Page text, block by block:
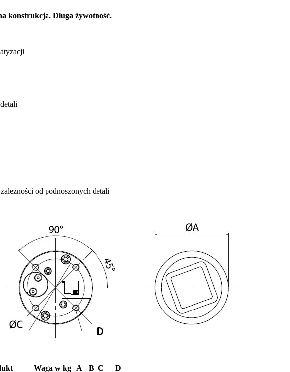
konstrukcja. Długa żywotność.
od podnoszonych detali
Waga w kg A B C
D